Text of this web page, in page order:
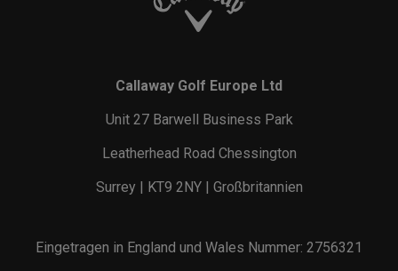
Callaway Golf Europe Ltd
Unit 27 Barwell Business Park
Leatherhead Road Chessington
Surrey | KT9 2NY | Großbritannien
Eingetragen in England und Wales Nummer: 2756321